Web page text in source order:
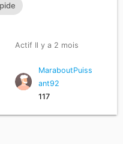
Actif Il y a 2 mois
MaraboutPuiss
ant92
117